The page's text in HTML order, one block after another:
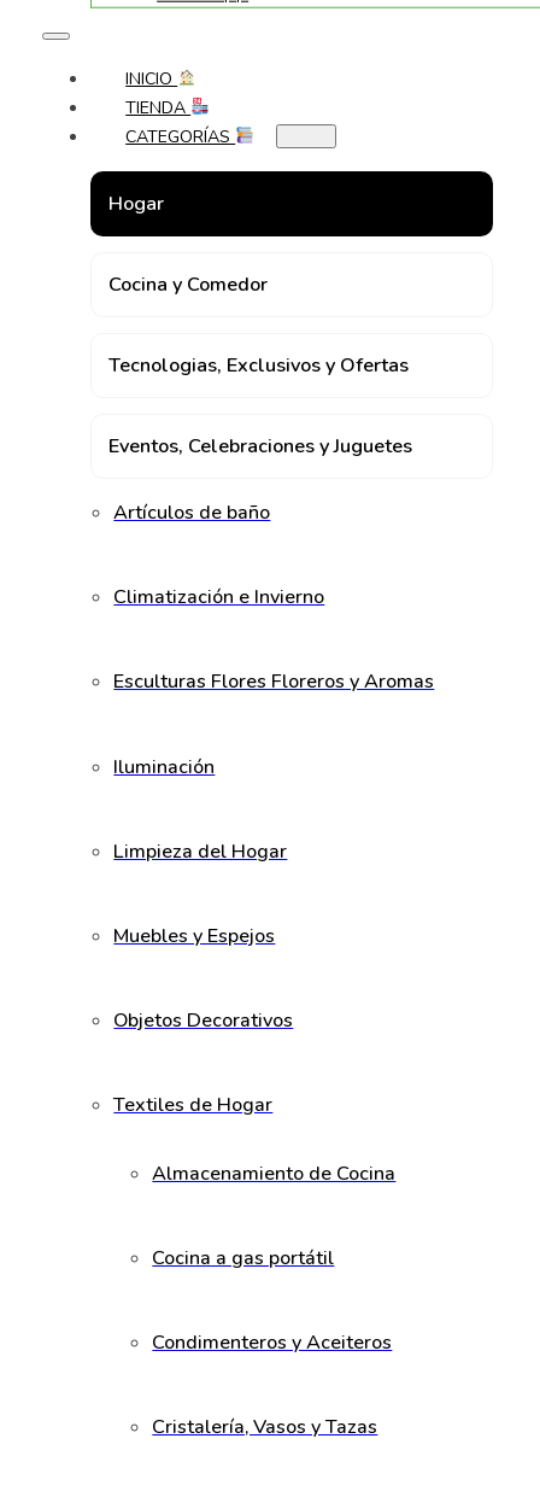
INICIO
TIENDA
CATEGORÍAS
Hogar
Cocina y Comedor
Tecnologias, Exclusivos y Ofertas
Eventos, Celebraciones y Juguetes
Artículos de baño
Climatización e Invierno
Esculturas Flores Floreros y Aromas
Iluminación
Limpieza del Hogar
Muebles y Espejos
Objetos Decorativos
Textiles de Hogar
Almacenamiento de Cocina
Cocina a gas portátil
Condimenteros y Aceiteros
Cristalería, Vasos y Tazas